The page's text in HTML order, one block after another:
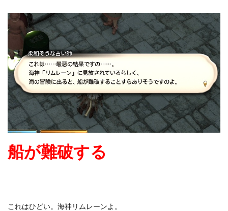
船が難破する
これはひどい。海神リムレーンよ。